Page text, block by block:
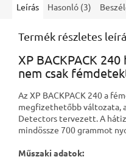
Leírás Hasonló (3)
Termék részletes
XP BACKPACK
nem csak
Az XP BACKPACK 240 a
megfizethetőbb változata,
Detectors tervezett. A
mindössze 700 grammot
Műszaki adatok: